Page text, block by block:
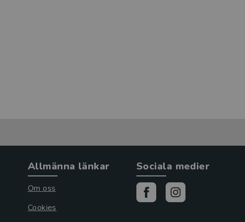
Allmänna länkar
Om oss
Cookies
Sociala medier